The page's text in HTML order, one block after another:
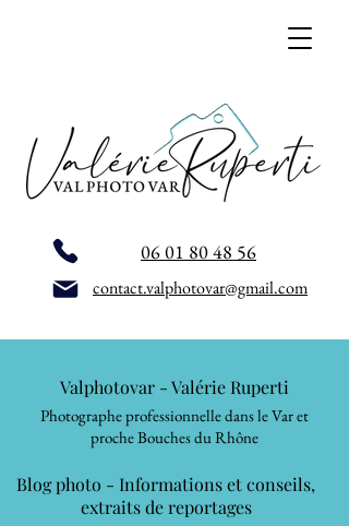
06 01 80 48 56
contact.valphotovar@gmail.com
Valphotovar - Valérie Ruperti
Photographe professionnelle dans le Var et
proche Bouches du Rhône
Blog photo - Informations et conseils,
extraits de reportages